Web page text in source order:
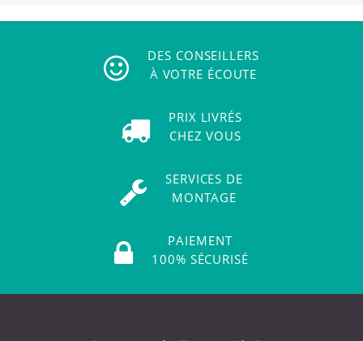
DES CONSEILLERS
À VOTRE ÉCOUTE
PRIX LIVRÉS
CHEZ VOUS
SERVICES DE
MONTAGE
PAIEMENT
100% SÉCURISÉ